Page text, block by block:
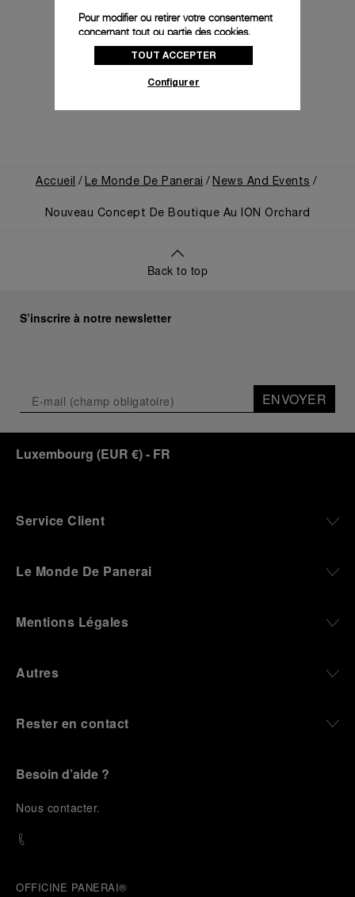
Accueil Le Monde De Panerai News And Events
Nouveau Concept De Boutique Au ION Orchard
Back to top
S’inscrire à notre newsletter
ENVOYER
Luxembourg (EUR €)- FR
Service Client
Le Monde De Panerai
Mentions Légales
Autres
Rester en contact
Besoin d’aide ?
Nous contacter.
OFFICINE PANERAI®
Pour modifier ou retirer votre consentement
concernant tout ou partie des cookies,
cliquez sur « Configurer » ou consultez notre
politique des cookiespour obtenir plus
donnez votre consentement pour l’utilisation
pour l’utilisation des cookies techniques.
TOUT ACCEPTER
Configurer